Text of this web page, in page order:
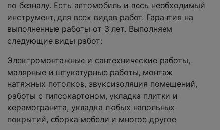
по безналу. Есть автомобиль и весь необходимый
инструмент, для всех видов работ. Гарантия на
выполненные работы от 3 лет. Выполняем
следующие виды работ:
Электромонтажные и сантехнические работы,
малярные и штукатурные работы, монтаж
натяжных потолков, звукоизоляция помещений,
работы с гипсокартоном, укладка плитки и
керамогранита, укладка любых напольных
покрытий, сборка мебели и многое другое